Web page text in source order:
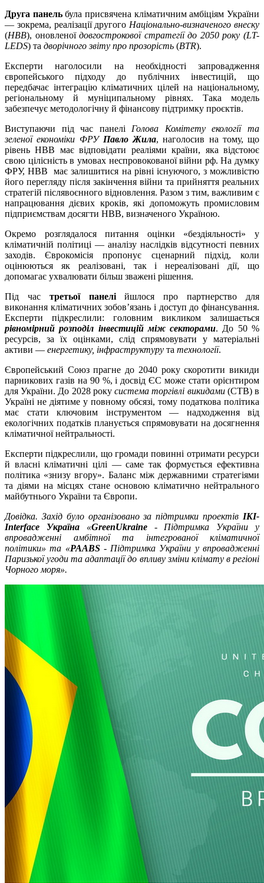
Друга панельбула присвячена кліматичним амбіціям України
— зокрема, реалізації другого Національно-визначеного внеску
(НВВ), оновленоїдовгострокової стратегії до 2050 року (LT-
LEDS) та дворічного звіту про прозорість (BTR).
Експерти наголосили на необхідності запровадження
європейського підходу до публічних інвестицій, що
передбачає інтеграцію кліматичних цілей на національному,
регіональному й муніципальному рівнях. Така модель
забезпечує методологічну й фінансову підтримку проєктів.
Виступаючи під час панелі Голова Комітету екології та
зеленої економіки ФРУ Павло Жила, наголосив на тому, що
рівень НВВ має відповідати реаліями країни, яка відстоює
свою цілісність в умовах неспровокованої війни рф. На думку
ФРУ, НВВ має залишитися на рівні існуючого, з можливістю
його перегляду після закінчення війни та прийняття реальних
стратегій післявоєнного відновлення. Разом з тим, важливим є
напрацювання дієвих кроків, які допоможуть промисловим
підприємствам досягти НВВ, визначеного Україною.
Окремо розглядалося питання оцінки «бездіяльності» у
кліматичній політиці — аналізу наслідків відсутності певних
заходів. Єврокомісія пропонує сценарний підхід, коли
оцінюються як реалізовані, так і нереалізовані дії, що
допомагає ухвалювати більш зважені рішення.
Під час третьої панелійшлося про партнерство для
виконання кліматичних зобов’язань і доступ до фінансування.
Експерти підкреслили: головним викликом залишається
рівномірний розподіл інвестицій між секторами. До 50 %
ресурсів, за їх оцінками, слід спрямовувати у матеріальні
активи — енергетику, інфраструктуру та технології.
Європейський Союз прагне до 2040 року скоротити викиди
парникових газів на 90 %, і досвід ЄС може стати орієнтиром
для України. До 2028 рокусистема торгівлі викидами(СТВ) в
Україні не діятиме у повному обсязі, тому податкова політика
має стати ключовим інструментом — надходження від
екологічних податків планується спрямовувати на досягнення
кліматичної нейтральності.
Експерти підкреслили, що громади повинні отримати ресурси
й власні кліматичні цілі — саме так формується ефективна
політика «знизу вгору». Баланс між державними стратегіями
та діями на місцях стане основою кліматично нейтрального
майбутнього України та Європи.
Довідка. Захід було організовано за підтримки проектів IKI-
Interface Україна «GreenUkraine- Підтримка України у
впровадженні амбітної та інтегрованої кліматичної
політики» та «PAABS- Підтримка України у впровадженні
Паризької угоди та адаптації до впливу зміни клімату в регіоні
Чорного моря».